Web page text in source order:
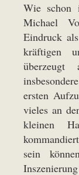
Wie schon
Michael
Eindruck
kräftigen
überzeugt
ersten
vieles an
kleinen
sein